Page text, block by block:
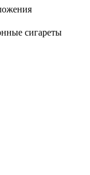
сигареты